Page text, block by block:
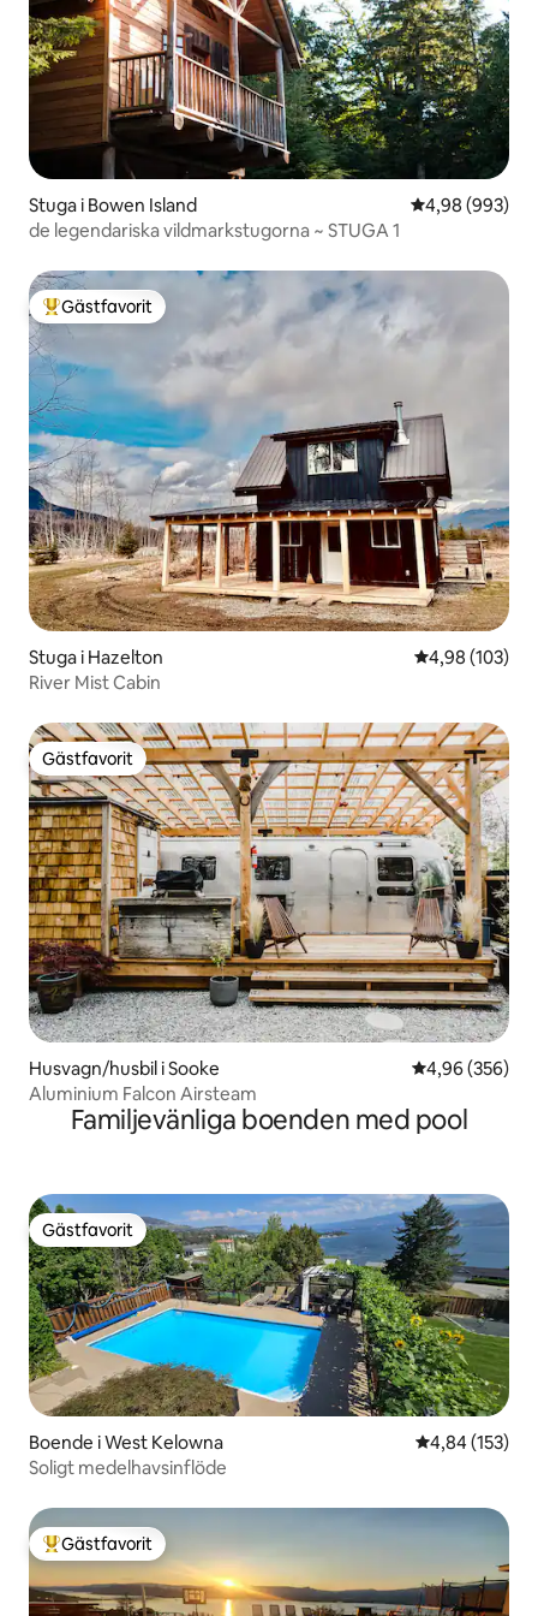
Stuga i Bowen Island 4,98 av 5 i
4,98 (993)
de legendariska vildmarkstugorna ~ STUGA 1
Populär gästfavorit
Gästfavorit
Stuga i Hazelton 4,98 av 5 i
4,98 (103)
River Mist Cabin
Gästfavorit
Gästfavorit
Husvagn/husbil i Sooke 4,96 av 5 i
4,96 (356)
Aluminium Falcon Airsteam
Familjevänliga boenden med pool
Gästfavorit
Gästfavorit
Boende i West Kelowna 4,84 av 5 i
4,84 (153)
Soligt medelhavsinflöde
Populär gästfavorit
Gästfavorit